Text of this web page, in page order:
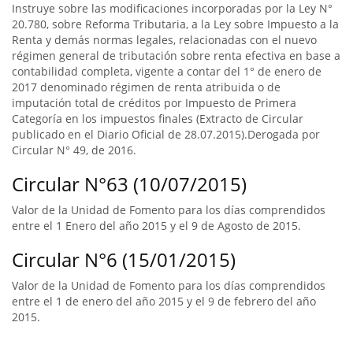
Instruye sobre las modificaciones incorporadas por la Ley N°
20.780, sobre Reforma Tributaria, a la Ley sobre Impuesto a la
Renta y demás normas legales, relacionadas con el nuevo
régimen general de tributación sobre renta efectiva en base a
contabilidad completa, vigente a contar del 1° de enero de
2017 denominado régimen de renta atribuida o de
imputación total de créditos por Impuesto de Primera
Categoría en los impuestos finales (Extracto de Circular
publicado en el Diario Oficial de 28.07.2015).Derogada por
Circular N° 49, de 2016.
Circular N°63 (10/07/2015)
Valor de la Unidad de Fomento para los días comprendidos
entre el 1 Enero del año 2015 y el 9 de Agosto de 2015.
Circular N°6 (15/01/2015)
Valor de la Unidad de Fomento para los días comprendidos
entre el 1 de enero del año 2015 y el 9 de febrero del año
2015.